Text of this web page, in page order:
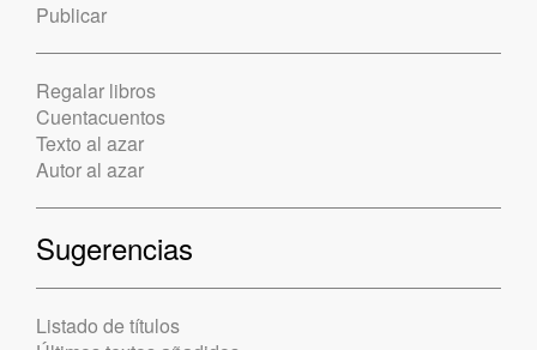
Publicar
Regalar libros
Cuentacuentos
Texto al azar
Autor al azar
Sugerencias
Listado de títulos